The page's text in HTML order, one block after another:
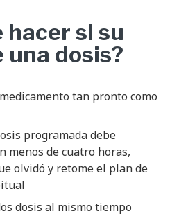
hacer si su
dosis?
tan pronto como
programada debe
menos de cuatro horas,
olvidó y retome el plan de
dosis al mismo tiempo